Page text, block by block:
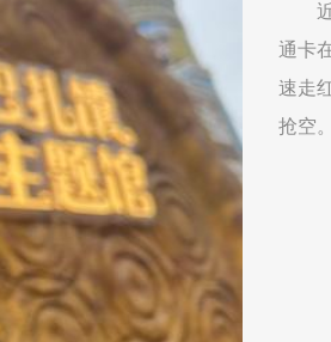
区，
为越
也热
通卡
速走
抢空